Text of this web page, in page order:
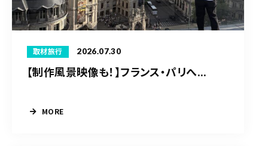
取材旅行 2026.07.30
【制作風景映像も！】フランス・パリへ...
MORE